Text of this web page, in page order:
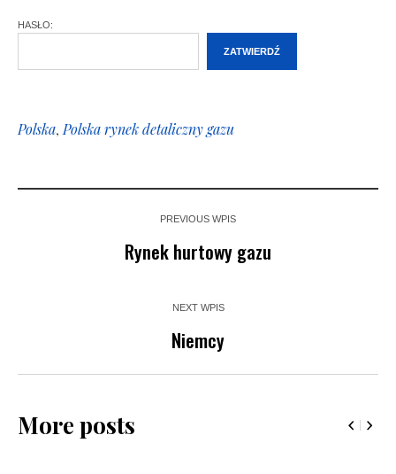
HASŁO:
Polska, Polska rynek detaliczny gazu
PREVIOUS WPIS
Rynek hurtowy gazu
NEXT WPIS
Niemcy
More posts